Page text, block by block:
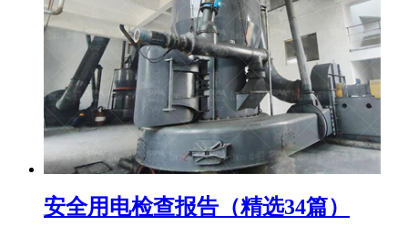
安全用电检查报告（精选34篇）